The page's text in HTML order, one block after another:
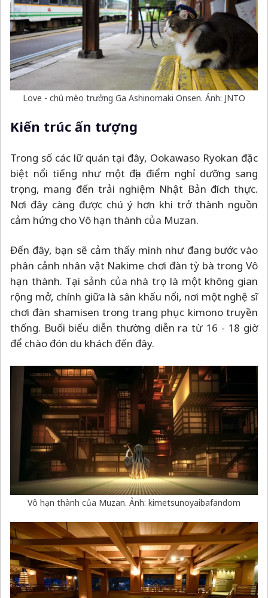
Love - chú mèo trưởng Ga Ashinomaki Onsen. Ảnh: JNTO
Kiến trúc ấn tượng
Trong số các lữ quán tại đây, Ookawaso Ryokan đặc
biệt nổi tiếng như một địa điểm nghỉ dưỡng sang
trọng, mang đến trải nghiệm Nhật Bản đích thực.
Nơi đây càng được chú ý hơn khi trở thành nguồn
cảm hứng cho Vô hạn thành của Muzan.
Đến đây, bạn sẽ cảm thấy mình như đang bước vào
phân cảnh nhân vật Nakime chơi đàn tỳ bà trong Vô
hạn thành. Tại sảnh của nhà trọ là một không gian
rộng mở, chính giữa là sân khấu nổi, nơi một nghệ sĩ
chơi đàn shamisen trong trang phục kimono truyền
thống. Buổi biểu diễn thường diễn ra từ 16 - 18 giờ
để chào đón du khách đến đây.
Vô hạn thành của Muzan. Ảnh: kimetsunoyaibafandom